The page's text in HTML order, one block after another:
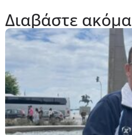
Διαβάστε ακόμα